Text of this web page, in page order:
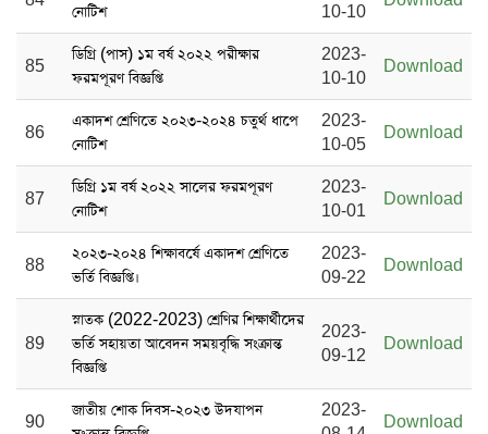
নোটিশ
10-10
85
ডিগ্রি (পাস) ১ম বর্ষ ২০২২ পরীক্ষার
ফরমপূরণ বিজ্ঞপ্তি
2023-
10-10
Download
86
একাদশ শ্রেণিতে ২০২৩-২০২৪ চতুর্থ ধাপে
নোটিশ
2023-
10-05
Download
87
ডিগ্রি ১ম বর্ষ ২০২২ সালের ফরমপূরণ
নোটিশ
2023-
10-01
Download
88
২০২৩-২০২৪ শিক্ষাবর্ষে একাদশ শ্রেণিতে
ভর্তি বিজ্ঞপ্তি।
2023-
09-22
Download
89
স্নাতক (2022-2023) শ্রেণির শিক্ষার্থীদের
ভর্তি সহায়তা আবেদন সময়বৃদ্ধি সংক্রান্ত
বিজ্ঞপ্তি
2023-
09-12
Download
90
জাতীয় শোক দিবস-২০২৩ উদযাপন
2023-
Download